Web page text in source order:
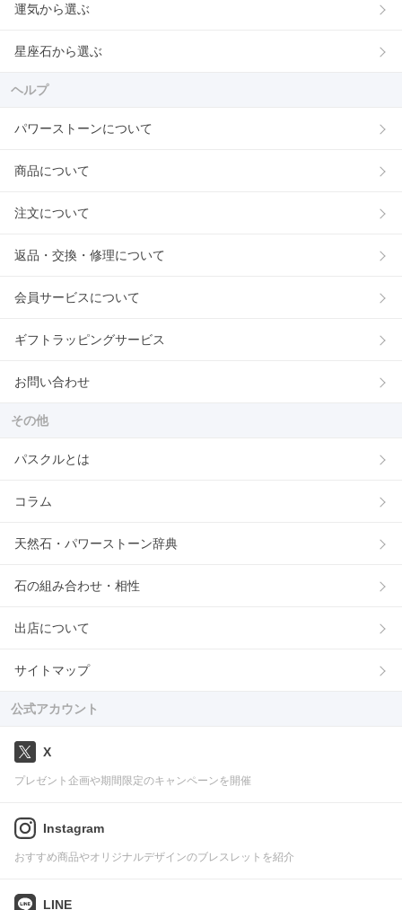
運気から選ぶ
星座石から選ぶ
ヘルプ
パワーストーンについて
商品について
注文について
返品・交換・修理について
会員サービスについて
ギフトラッピングサービス
お問い合わせ
その他
パスクルとは
コラム
天然石・パワーストーン辞典
石の組み合わせ・相性
出店について
サイトマップ
公式アカウント
X
プレゼント企画や期間限定のキャンペーンを開催
Instagram
おすすめ商品やオリジナルデザインのブレスレットを紹介
LINE